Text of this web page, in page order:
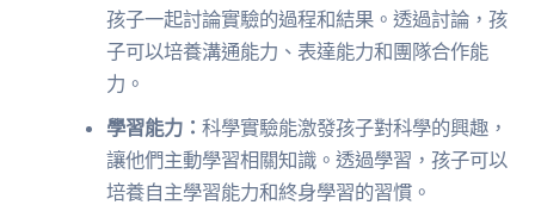
孩子一起討論實驗的過程和結果。透過討論，孩
子可以培養溝通能力、表達能力和團隊合作能
力。
學習能力：科學實驗能激發孩子對科學的興趣，
讓他們主動學習相關知識。透過學習，孩子可以
培養自主學習能力和終身學習的習慣。